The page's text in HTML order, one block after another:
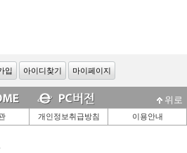
입 아이디찾기 마이페이지
위로
개인정보취급방침 이용안내